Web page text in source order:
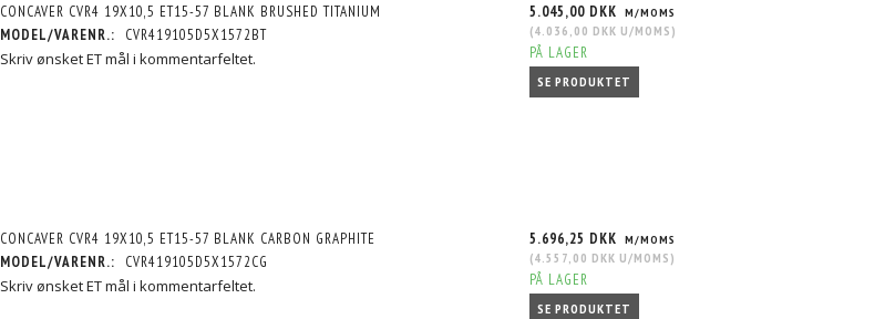
CONCAVER CVR4 19X10,5 ET15-57 BLANK BRUSHED TITANIUM
MODEL/VARENR.:
CVR419105D5X1572BT
Skriv ønsket ET mål i kommentarfeltet.
5.045,00 DKK M/MOMS
(4.036,00 DKK U/MOMS )
PÅ LAGER
SE PRODUKTET
CONCAVER CVR4 19X10,5 ET15-57 BLANK CARBON GRAPHITE
MODEL/VARENR.:
CVR419105D5X1572CG
Skriv ønsket ET mål i kommentarfeltet.
5.696,25 DKK M/MOMS
(4.557,00 DKK U/MOMS )
PÅ LAGER
SE PRODUKTET